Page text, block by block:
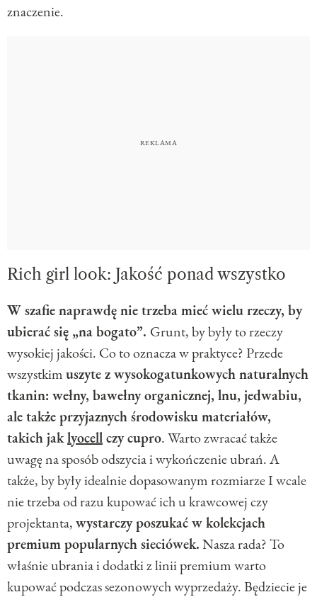
znaczenie.
Rich girl look: Jakość ponad wszystko
W szafie naprawdę nie trzeba mieć wielu rzeczy, by
ubierać się „na bogato”. Grunt, by były to rzeczy
wysokiej jakości. Co to oznacza w praktyce? Przede
wszystkimuszyte z wysokogatunkowych naturalnych
tkanin: wełny, bawełny organicznej, lnu, jedwabiu,
ale także przyjaznych środowisku materiałów,
takich jaklyocellczy cupro. Warto zwracać także
uwagę na sposób odszycia i wykończenie ubrań. A
także, by były idealnie dopasowanym rozmiarze I wcale
nie trzeba od razu kupować ich u krawcowej czy
projektanta,wystarczy poszukać w kolekcjach
premium popularnych sieciówek.Nasza rada? To
właśnie ubrania i dodatki z linii premium warto
kupować podczas sezonowych wyprzedaży. Będziecie je